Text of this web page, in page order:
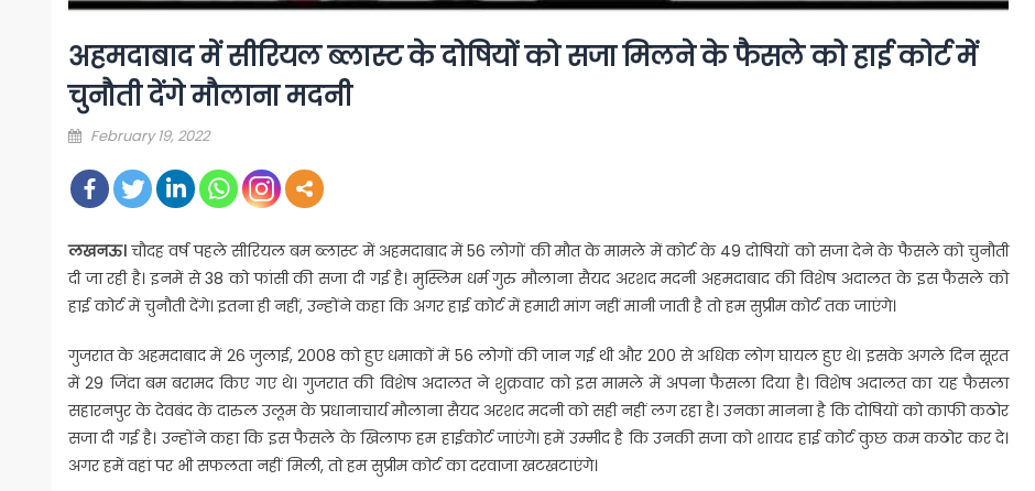
अहमदाबाद में सीरियल ब्लास्ट के दोषियों को सजा मिलने के फैसले को हाई कोर्ट में
चुनौती देंगे मौलाना मदनी
Posted
February 19, 2022
लखनऊ।चौदह वर्ष पहले सीरियल बम ब्लास्ट में अहमदाबाद में 56 लोगों की मौत के मामले में कोर्ट के 49 दोषियों को सजा देने के फैसले को चुनौती
दी जा रही है। इनमें से 38 को फांसी की सजा दी गई है। मुस्लिम धर्म गुरु मौलाना सैयद अरशद मदनी अहमदाबाद की विशेष अदालत के इस फैसले को
हाई कोर्ट में चुनौती देंगे। इतना ही नहीं, उन्होंने कहा कि अगर हाई कोर्ट में हमारी मांग नहीं मानी जाती है तो हम सुप्रीम कोर्ट तक जाएंगे।
गुजरात के अहमदाबाद में 26 जुलाई, 2008 को हुए धमाकों में 56 लोगों की जान गई थी और 200 से अधिक लोग घायल हुए थे। इसके अगले दिन सूरत
में 29 जिंदा बम बरामद किए गए थे। गुजरात की विशेष अदालत ने शुक्रवार को इस मामले में अपना फैसला दिया है। विशेष अदालत का यह फैसला
सहारनपुर के देवबंद के दारुल उलूम के प्रधानाचार्य मौलाना सैयद अरशद मदनी को सही नहीं लग रहा है। उनका मानना है कि दोषियों को काफी कठोर
सजा दी गई है। उन्होंने कहा कि इस फैसले के खिलाफ हम हाईकोर्ट जाएंगे। हमें उम्मीद है कि उनकी सजा को शायद हाई कोर्ट कुछ कम कठोर कर दे।
अगर हमें वहां पर भी सफलता नहीं मिली, तो हम सुप्रीम कोर्ट का दरवाजा खटखटाएंगे।